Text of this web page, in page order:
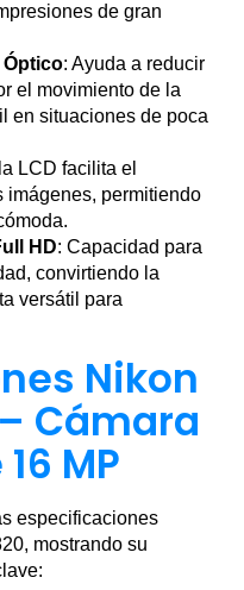
de gran
Óptico: Ayuda a reducir
el movimiento de la
en situaciones de poca
LCD facilita el
imágenes, permitiendo
HD: Capacidad para
convirtiendo la
versátil para
Nikon
Cámara
MP
especificaciones
mostrando su